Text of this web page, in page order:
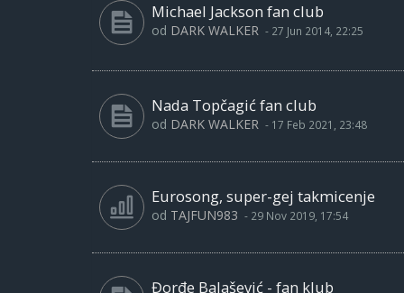
Michael Jackson fan club
od DARK WALKER - 27 Jun 2014, 22:25
Nada Topčagić fan club
od DARK WALKER - 17 Feb 2021, 23:48
Eurosong, super-gej takmicenje
od TAJFUN983 - 29 Nov 2019, 17:54
Đorđe Balašević - fan klub